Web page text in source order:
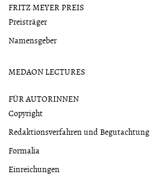
FRITZ MEYER PREIS
Preisträger
Namensgeber
MEDAON LECTURES
FÜR AUTORINNEN
Copyright
Redaktionsverfahren und Begutachtung
Formalia
Einreichungen